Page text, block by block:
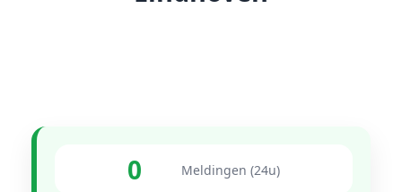
0 Meldingen (24u)